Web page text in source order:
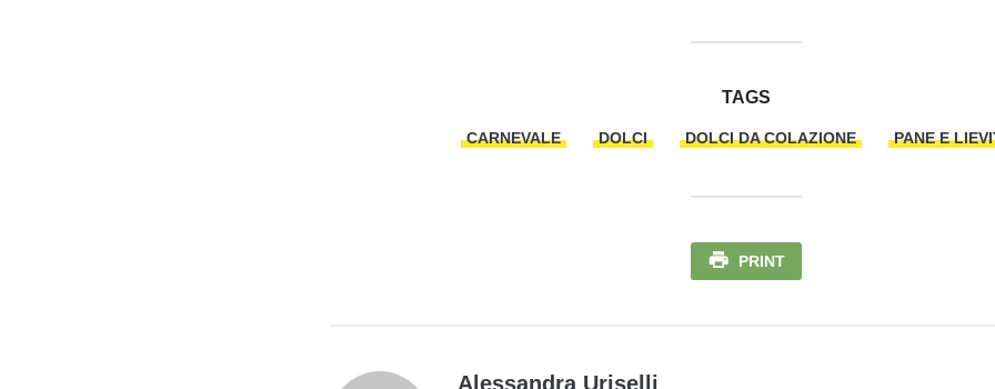
TAGS
CARNEVALE DOLCI DOLCI DA COLAZIONE PANE E
PRINT
Alessandra Uriselli